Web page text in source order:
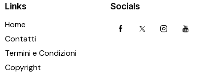
Links
Home
Contatti
Termini e Condizioni
Copyright
Socials